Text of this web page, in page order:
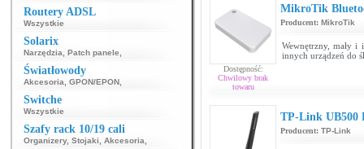
Routery ADSL
Wszystkie
Solarix
Narzędzia Patch panele
Światłowody
Akcesoria GPON/EPON
Switche
Wszystkie
Szafy rack 10/19 cali
Organizery, Stojaki Akcesoria
Dostępność:
Chwilowy brak
towaru
MikroTik
Producent: MikroTik
Wewnętrzny, mały
innych urządzeń do
TP-Link UB500
Producent: TP-Link